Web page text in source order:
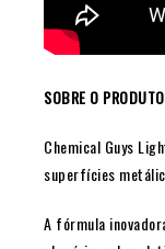
SOBRE O PRODUTO
Chemical Guys
superfícies
A fórmula